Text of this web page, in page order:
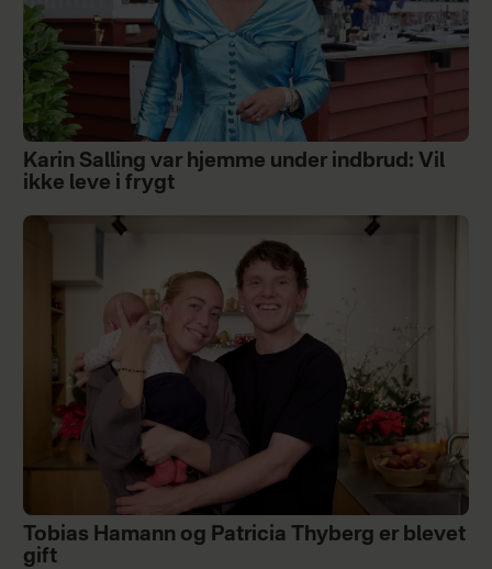
Karin Salling var hjemme under indbrud: Vil
ikke leve i frygt
Tobias Hamann og Patricia Thyberg er blevet
gift